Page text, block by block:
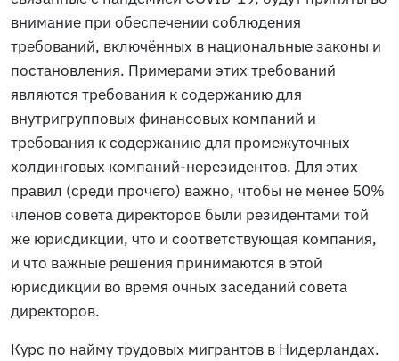
внимание при обеспечении соблюдения
требований, включённых в национальные законы и
постановления. Примерами этих требований
являются требования к содержанию для
внутригрупповых финансовых компаний и
требования к содержанию для промежуточных
холдинговых компаний-нерезидентов. Для этих
правил (среди прочего) важно, чтобы не менее 50%
членов совета директоров были резидентами той
же юрисдикции, что и соответствующая компания,
и что важные решения принимаются в этой
юрисдикции во время очных заседаний совета
директоров.
Курс по найму трудовых мигрантов в Нидерландах.